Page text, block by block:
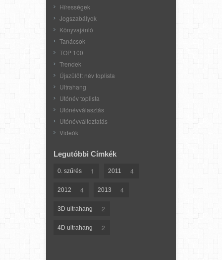
Hírességek
Jogszabályok
Könyvajánló
Tanácsok
TOP 100
Trendek
Újszülött név toplista
Ultrahang
Utónév toplista
Utónévválasztás
Utónévváltoztatás
Videók
Legutóbbi Címkék
0. szűrés 1 2011 4
2012 4 2013 4
3D ultrahang 2
4D ultrahang 2